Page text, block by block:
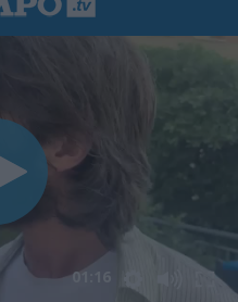
01:16